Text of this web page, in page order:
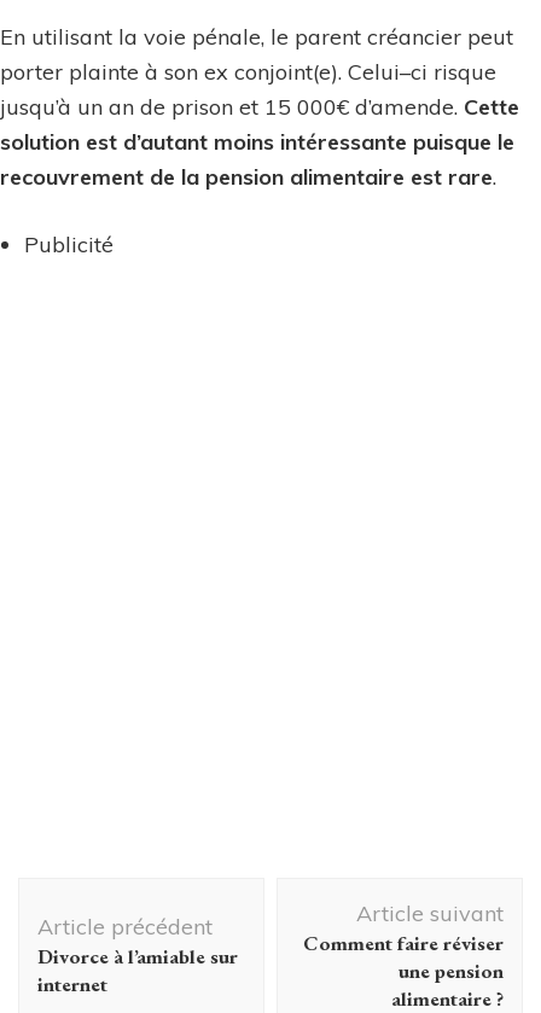
En utilisant la voie pénale, le parent créancier peut
porter plainte à son ex conjoint(e). Celui–ci risque
jusqu’à un an de prison et 15 000€ d’amende. Cette
solution est d’autant moins intéressante puisque le
recouvrement de la pension alimentaire est rare.
Publicité
d'article
Article précédent
Divorce à l’amiable sur
internet
Article suivant
Comment faire réviser
une pension
alimentaire ?